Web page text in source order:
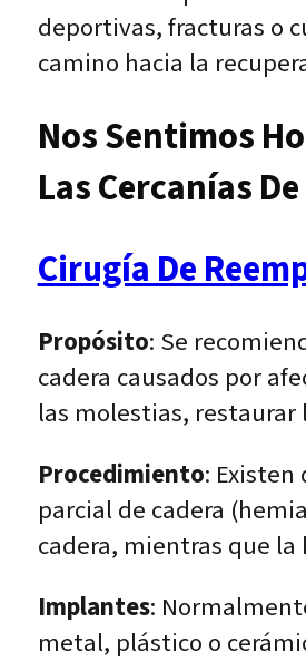
deportivas, fracturas o
camino hacia la
Nos Sentimos
Las Cercanías
Cirugía De
Propósito: Se
cadera causados por
las molestias,
Procedimiento:
parcial de cadera
cadera, mientras que
Implantes:
metal, plástico o